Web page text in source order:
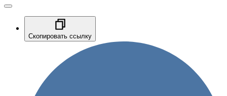
Скопировать ссылку